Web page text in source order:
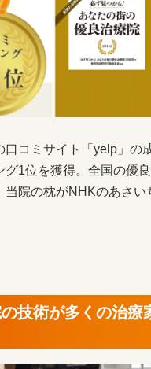
口コミサイト「yelp」の
グ1位を獲得。全国の優
当院の枕がNHKのあさい
の技術が多くの治療